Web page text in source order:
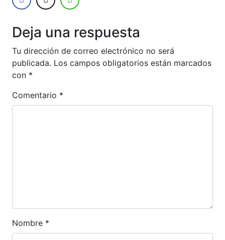
Deja una respuesta
Tu dirección de correo electrónico no será
publicada. Los campos obligatorios están marcados
con *
Comentario *
Nombre *